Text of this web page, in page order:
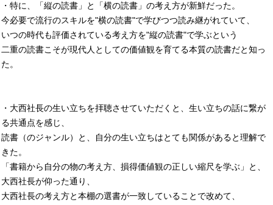
・特に、「縦の読書」と「横の読書」の考え方が新鮮だった。
今必要で流行のスキルを"横の読書"で学びつつ読み継がれていて、
いつの時代も評価されている考え方を"縦の読書"で学ぶという
二重の読書こそが現代人としての価値観を育てる本質の読書だと知っ
た。
・大西社長の生い立ちを拝聴させていただくと、生い立ちの話に繋が
る共通点を感じ、
読書（のジャンル）と、自分の生い立ちはとても関係があると理解で
きた。
「書籍から自分の物の考え方、損得価値観の正しい縮尺を学ぶ」と、
大西社長が仰った通り、
大西社長の考え方と本棚の選書が一致していることで改めて、